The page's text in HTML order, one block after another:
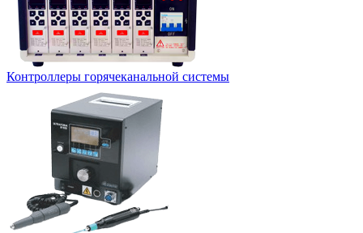
Контроллеры горячеканальной системы